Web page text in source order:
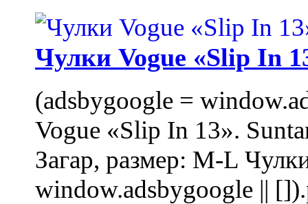
Чулки Vogue «Slip In
(adsbygoogle =
Vogue «Slip In 13».
Загар, размер: M-L
window.adsbygoogle ||